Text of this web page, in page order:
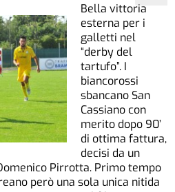
Bella vittoria
esterna per i
galletti nel
“derby del
tartufo”. I
biancorossi
sbancano San
Cassiano con
merito dopo 90’
di ottima fattura,
decisi da un
Pirrotta. Primo tempo
però una sola unica nitida